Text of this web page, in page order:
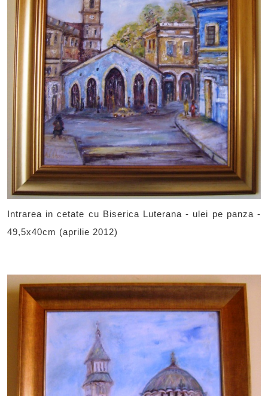
Intrarea in cetate cu Biserica Luterana - ulei pe panza -
49,5x40cm (aprilie 2012)